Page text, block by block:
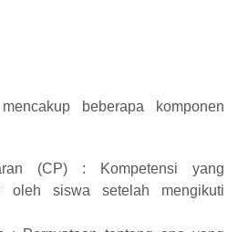
beberapa komponen
(CP) : Kompetensi yang
oleh siswa setelah mengikuti